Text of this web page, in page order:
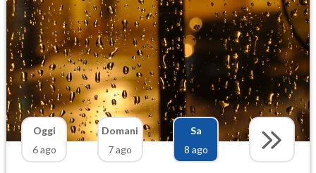
Oggi
6 ago
Domani
7 ago
Sa
8 ago